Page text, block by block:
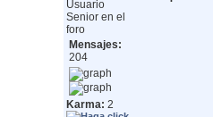
Usuario
Senior en el
foro
Mensajes:
204
Karma: 2